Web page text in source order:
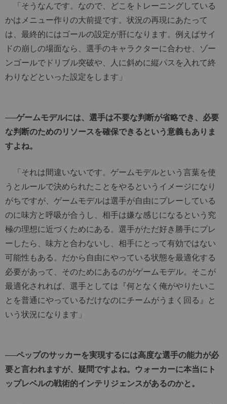
「そうなんです。なので、どこをトレーニングしている
かはメニュー作りの大前提です。状況の再現にあたって
は、最終的にはゴールの設定が肝になります。例えばサイ
ドの崩しの場面なら、選手のキャラクターに合わせ、ゾー
ンゴールでドリブル突破や、人に斜めに縦パスを入れて終
わりなどといった設定をします」
──ゲームモデルには、選手は不要な判断が省略でき、必要
な判断のためのリソースを確保できるという意義もありま
すよね。
「それは間違いないです。ゲームモデルという言葉を使
うとルールで決められたことをやるというイメージになり
がちですが、ゲームモデルは選手が自由にプレーしている
のに味方と呼吸が合うし、相手は嫌な感じになるという究
極の理想に近づくためにある。選手がただ好き勝手にプレ
ーしたら、味方と合わないし、相手にとって有効ではない
可能性もある。だから自由にやっている状態を最適化する
必要があって、そのためにあるのがゲームモデル。そこが
最適化されれば、選手としては『何となく俺がやりたいこ
とを普通にやっているだけなのにチームがうまく回る』と
いう状況になります」
──ペップのサッカーを実現するには高度な選手の能力が必
要と言われますが、疑問ですよね。ウォーカーに本当にト
ップレベルの戦術的インテリジェンスがあるのかと。